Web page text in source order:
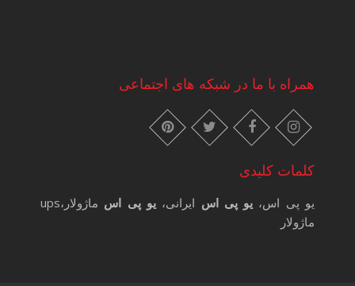
همراه با ما در شبکه های اجتماعی
instagram
facebook
twitter
pinterest
کلمات کلیدی
یو پی اس، یو پی اس ایرانی،یو پی اس
ماژولار،ups
ماژولار